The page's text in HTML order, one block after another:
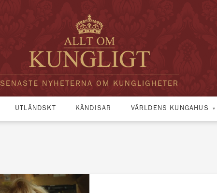
SENASTE NYHETERNA OM KUNGLIGHETER
UTLÄNDSKT KÄNDISAR VÄRLDENS KUNGAHUS